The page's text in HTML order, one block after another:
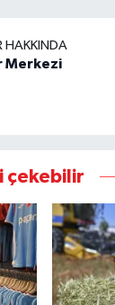
HAKKINDA
Merkezi
çekebilir